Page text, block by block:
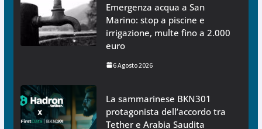
Emergenza acqua a San
Marino: stop a piscine e
irrigazione, multe fino a 2.000
euro
6 Agosto 2026
La sammarinese BKN301
protagonista dell’accordo tra
Tether e Arabia Saudita